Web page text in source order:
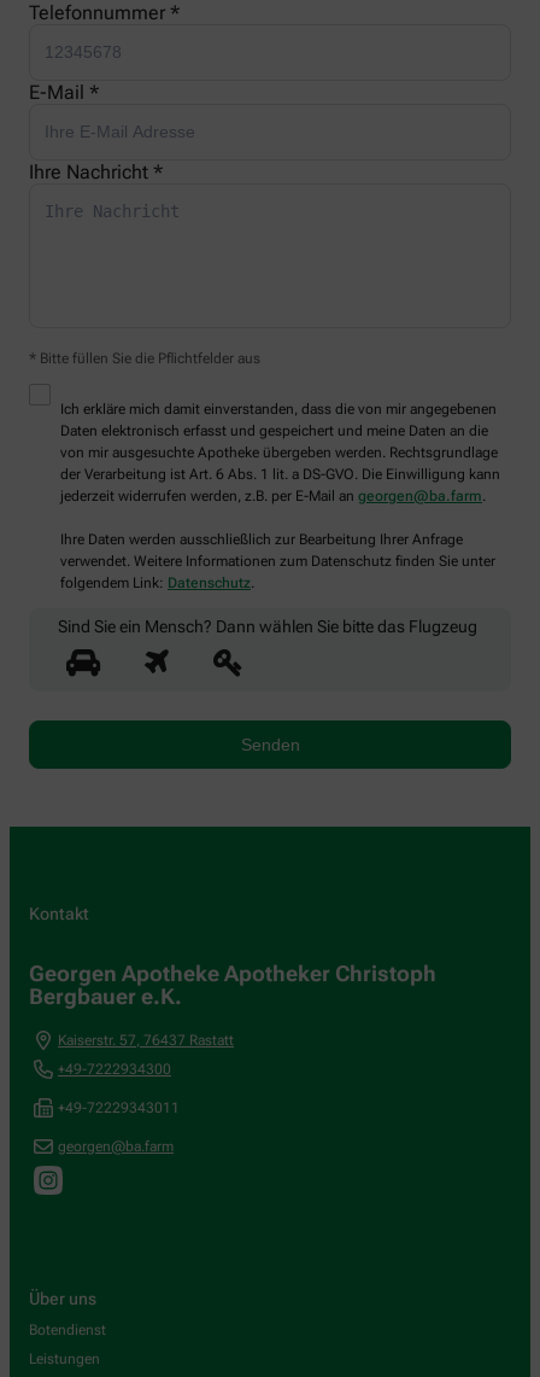
Telefonnummer *
E-Mail *
Ihre Nachricht *
* Bitte füllen Sie die Pflichtfelder aus
Ich erkläre mich damit einverstanden, dass die von mir angegebenen
Daten elektronisch erfasst und gespeichert und meine Daten an die
von mir ausgesuchte Apotheke übergeben werden. Rechtsgrundlage
der Verarbeitung ist Art. 6 Abs. 1 lit. a DS-GVO. Die Einwilligung kann
jederzeit widerrufen werden, z.B. per E-Mail an georgen@ba.farm.
Ihre Daten werden ausschließlich zur Bearbeitung Ihrer Anfrage
verwendet. Weitere Informationen zum Datenschutz finden Sie unter
folgendem Link: Datenschutz.
Sind Sie ein Mensch? Dann wählen Sie bittedas Flugzeug
Kontakt
Georgen Apotheke Apotheker Christoph
Bergbauer e.K.
Kaiserstr. 57, 76437 Rastatt
+49-7222934300
+49-72229343011
georgen@ba.farm
Über uns
Botendienst
Leistungen